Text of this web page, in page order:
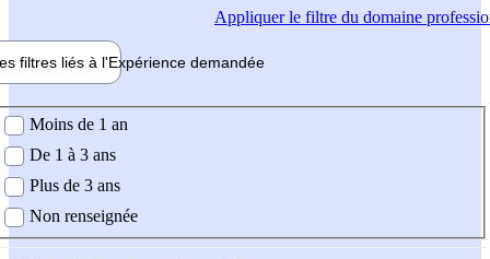
Appliquerle filtre du domaine
filtres liés à l'Expérience demandée
demandée
Moins de 1 an
De 1 à 3 ans
Plus de 3 ans
Non renseignée